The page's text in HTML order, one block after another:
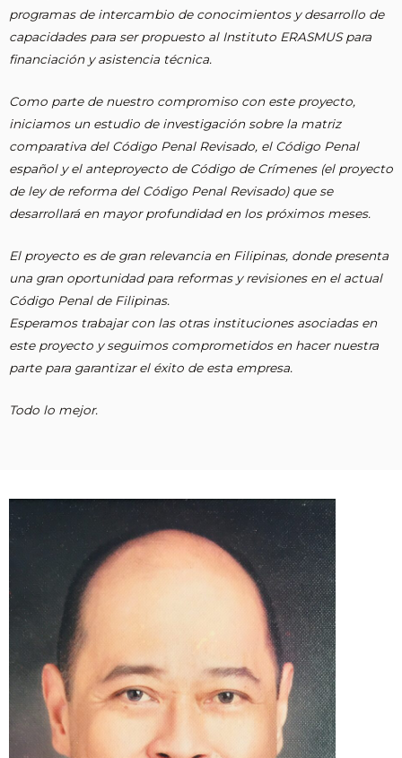
programas de intercambio de conocimientos y desarrollo de
capacidades para ser propuesto al Instituto ERASMUS para
financiación y asistencia técnica.
Como parte de nuestro compromiso con este proyecto,
iniciamos un estudio de investigación sobre la matriz
comparativa del Código Penal Revisado, el Código Penal
español y el anteproyecto de Código de Crímenes (el proyecto
de ley de reforma del Código Penal Revisado) que se
desarrollará en mayor profundidad en los próximos meses.
El proyecto es de gran relevancia en Filipinas, donde presenta
una gran oportunidad para reformas y revisiones en el actual
Código Penal de Filipinas.
Esperamos trabajar con las otras instituciones asociadas en
este proyecto y seguimos comprometidos en hacer nuestra
parte para garantizar el éxito de esta empresa.
Todo lo mejor.